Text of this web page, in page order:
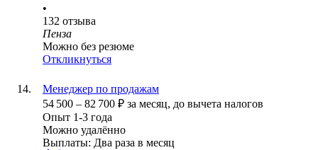
•
132 отзыва
Пенза
Можно без резюме
Откликнуться
Менеджер по продажам
54 500 – 82 700 ₽ за месяц, до вычета налогов
Опыт 1-3 года
Можно удалённо
Выплаты: Два раза в месяц